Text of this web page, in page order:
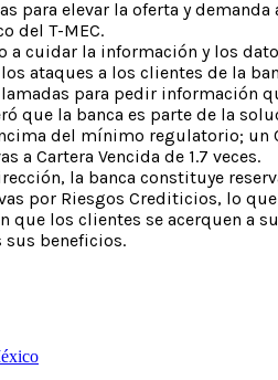
para elevar la oferta y
del T-MEC.
a cuidar la información y los
los ataques a los clientes de la
para pedir información
que la banca es parte de la
del mínimo regulatorio;
a Cartera Vencida de 1.7 veces.
la banca constituye
por Riesgos Crediticios, lo
que los clientes se acerquen a
sus beneficios.